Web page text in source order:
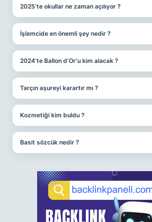
2025’te okullar ne zaman açılıyor ?
İşlemcide en önemli şey nedir ?
2024’te Ballon d’Or’u kim alacak ?
Tarçın aşureyi karartır mı ?
Kozmetiği kim buldu ?
Basit sözcük nedir ?